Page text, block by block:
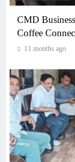
CMD
Coffee
11 months ago